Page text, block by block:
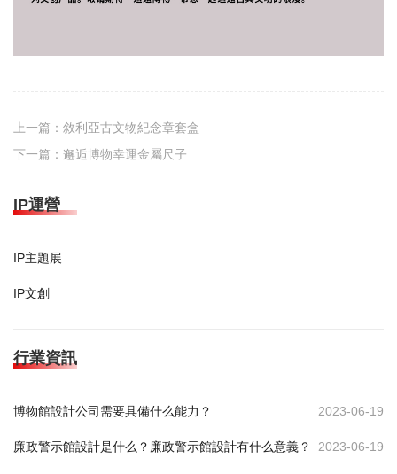
上一篇： 敘利亞古文物紀念章套盒
下一篇： 邂逅博物幸運金屬尺子
IP運營
IP主題展
IP文創
行業資訊
博物館設計公司需要具備什么能力？ 2023-06-19
廉政警示館設計是什么？廉政警示館設計有什么意義？ 2023-06-19